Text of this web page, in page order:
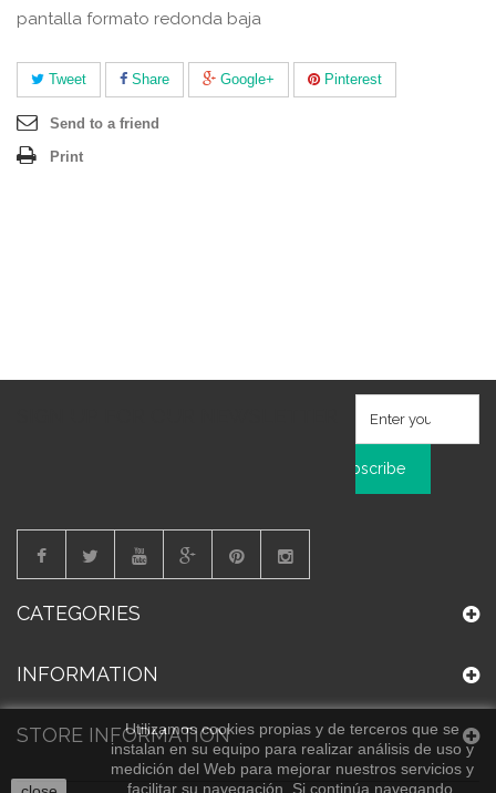
pantalla formato redonda baja
Tweet Share Google+ Pinterest
Send to a friend
Print
Subscribe
CATEGORIES
INFORMATION
STORE INFORMATIONUtilizamos cookies propias y de terceros que se
instalan en su equipo para realizar análisis de uso y
medición del Web para mejorar nuestros servicios y
facilitar su navegación. Si continúa navegando,